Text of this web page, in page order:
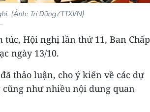
(Ảnh: Trí Dũng/TTXVN)
Hội nghị lần thứ 11, Ban Chấp
ngày 13/10.
thảo luận, cho ý kiến về các dự
như nhiều nội dung quan